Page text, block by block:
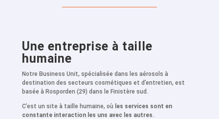
Une entreprise à taille
humaine
Notre Business Unit, spécialisée dans les aérosols à
destination des secteurs cosmétiques et d’entretien, est
basée à Rosporden (29) dans le Finistère sud.
C’est un site à taille humaine, où les services sont en
constante interaction les uns avec les autres.